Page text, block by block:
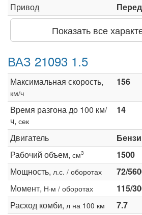
Привод
Показать все
ВАЗ 21093 1.5
Максимальная скорость,
км/ч
156
Время разгона до 100 км/
ч, сек
14
Двигатель
Рабочий объем, см3
1500
Мощность, л.с. / оборотах
72/
Момент, Н·м / оборотах
115/
Расход комби, л на 100 км
7.7